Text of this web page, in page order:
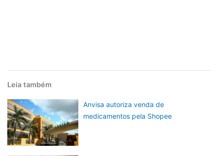
Leia também
Anvisa autoriza venda de
medicamentos pela Shopee